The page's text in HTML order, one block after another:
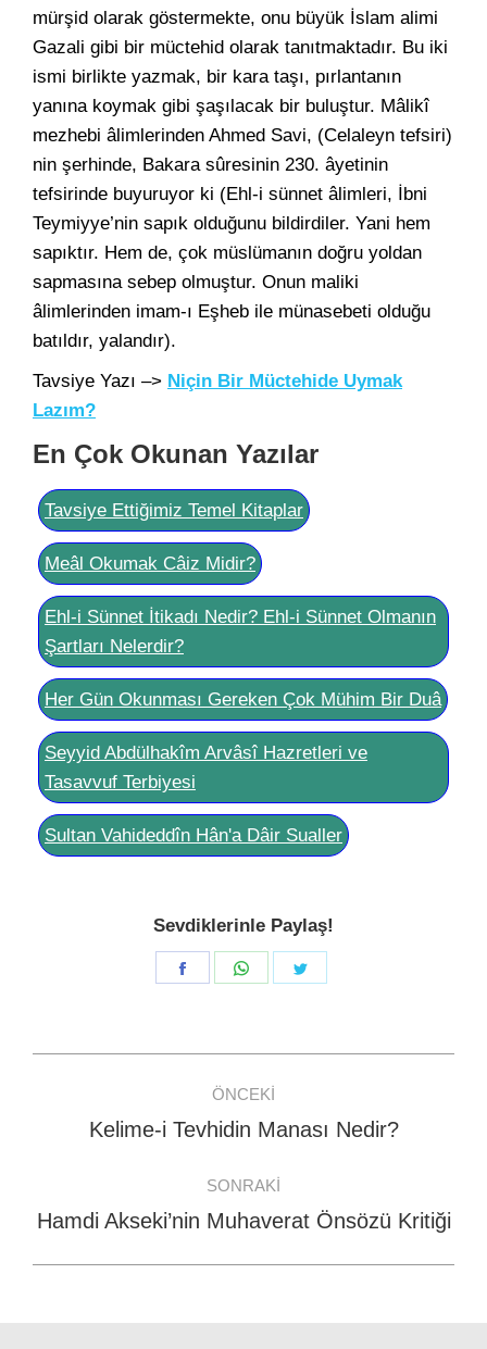
mürşid olarak göstermekte, onu büyük İslam alimi
Gazali gibi bir müctehid olarak tanıtmaktadır. Bu iki
ismi birlikte yazmak, bir kara taşı, pırlantanın
yanına koymak gibi şaşılacak bir buluştur. Mâlikî
mezhebi âlimlerinden Ahmed Savi, (Celaleyn tefsiri)
nin şerhinde, Bakara sûresinin 230. âyetinin
tefsirinde buyuruyor ki (Ehl-i sünnet âlimleri, İbni
Teymiyye’nin sapık olduğunu bildirdiler. Yani hem
sapıktır. Hem de, çok müslümanın doğru yoldan
sapmasına sebep olmuştur. Onun maliki
âlimlerinden imam-ı Eşheb ile münasebeti olduğu
batıldır, yalandır).
Tavsiye Yazı –> Niçin Bir Müctehide Uymak
Lazım?
En Çok Okunan Yazılar
Tavsiye Ettiğimiz Temel Kitaplar
Meâl Okumak Câiz Midir?
Ehl-i Sünnet İtikadı Nedir? Ehl-i Sünnet Olmanın
Şartları Nelerdir?
Her Gün Okunması Gereken Çok Mühim Bir Duâ
Seyyid Abdülhakîm Arvâsî Hazretleri ve
Tasavvuf Terbiyesi
Sultan Vahideddîn Hân'a Dâir Sualler
Sevdiklerinle Paylaş!
Share
Share
navigation
ÖNCEKI
Previous
Kelime-i Tevhidin Manası Nedir?
SONRAKI
Next
Hamdi Akseki’nin Muhaverat Önsözü Kritiği